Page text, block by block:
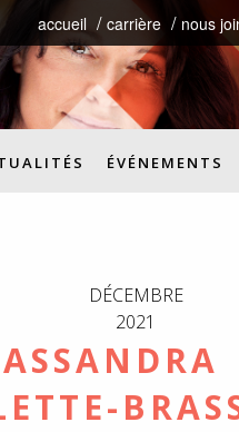
accueil carrière nous
ÉVÉNEMENTS
DÉCEMBRE
2021